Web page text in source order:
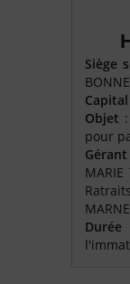
Siège
Capital
Objet
pour
Gérant
MARIE
MARNE
Durée